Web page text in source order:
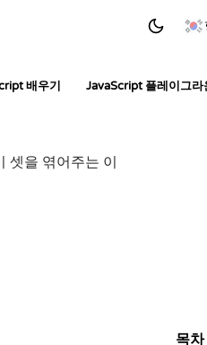
배우기 JavaScript 플레이그라
을 엮어주는 이
목차